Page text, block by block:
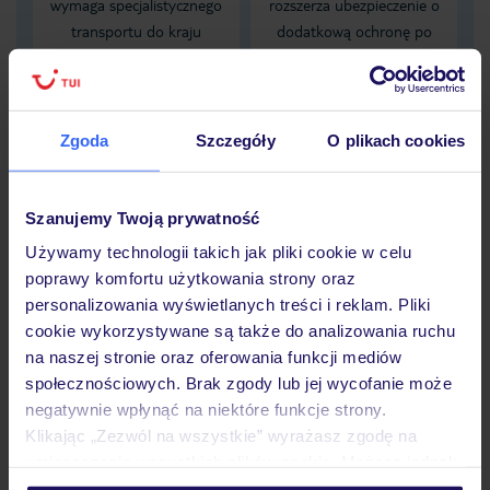
Zgoda Szczegóły O plikach cookies
Szanujemy Twoją prywatność
Używamy technologii takich jak pliki cookie w celu
poprawy komfortu użytkowania strony oraz
personalizowania wyświetlanych treści i reklam. Pliki
cookie wykorzystywane są także do analizowania ruchu
na naszej stronie oraz oferowania funkcji mediów
społecznościowych. Brak zgody lub jej wycofanie może
negatywnie wpłynąć na niektóre funkcje strony.
Klikając „Zezwól na wszystkie” wyrażasz zgodę na
wymaga specjalistycznego
transportu do kraju
nie zapewnia pokrycia tych
kosztów
rozszerza ubezpieczenie o
dodatkową ochronę po
obejmującą NNW
zaistniałych pod wpływem
alkoholu
Sprawdź szczegóły
wariantów ochrony »
Dlaczego warto wybrać TUI?